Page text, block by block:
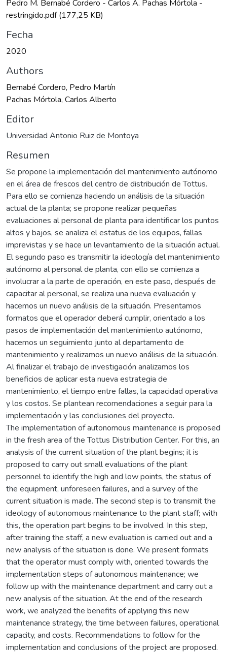
Pedro M. Bernabé Cordero - Carlos A. Pachas Mórtola -
restringido.pdf(177,25 KB)
Fecha
2020
Authors
Bernabé Cordero, Pedro Martín
Pachas Mórtola, Carlos Alberto
Editor
Universidad Antonio Ruiz de Montoya
Resumen
Se propone la implementación del mantenimiento autónomo
en el área de frescos del centro de distribución de Tottus.
Para ello se comienza haciendo un análisis de la situación
actual de la planta; se propone realizar pequeñas
evaluaciones al personal de planta para identificar los puntos
altos y bajos, se analiza el estatus de los equipos, fallas
imprevistas y se hace un levantamiento de la situación actual.
El segundo paso es transmitir la ideología del mantenimiento
autónomo al personal de planta, con ello se comienza a
involucrar a la parte de operación, en este paso, después de
capacitar al personal, se realiza una nueva evaluación y
hacemos un nuevo análisis de la situación. Presentamos
formatos que el operador deberá cumplir, orientado a los
pasos de implementación del mantenimiento autónomo,
hacemos un seguimiento junto al departamento de
mantenimiento y realizamos un nuevo análisis de la situación.
Al finalizar el trabajo de investigación analizamos los
beneficios de aplicar esta nueva estrategia de
mantenimiento, el tiempo entre fallas, la capacidad operativa
y los costos. Se plantean recomendaciones a seguir para la
implementación y las conclusiones del proyecto.
The implementation of autonomous maintenance is proposed
in the fresh area of the Tottus Distribution Center. For this, an
analysis of the current situation of the plant begins; it is
proposed to carry out small evaluations of the plant
personnel to identify the high and low points, the status of
the equipment, unforeseen failures, and a survey of the
current situation is made. The second step is to transmit the
ideology of autonomous maintenance to the plant staff; with
this, the operation part begins to be involved. In this step,
after training the staff, a new evaluation is carried out and a
new analysis of the situation is done. We present formats
that the operator must comply with, oriented towards the
implementation steps of autonomous maintenance; we
follow up with the maintenance department and carry out a
new analysis of the situation. At the end of the research
work, we analyzed the benefits of applying this new
maintenance strategy, the time between failures, operational
capacity, and costs. Recommendations to follow for the
implementation and conclusions of the project are proposed.